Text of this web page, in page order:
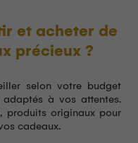
et acheter de
précieux ?
selon votre budget
à vos attentes.
produits originaux pour
cadeaux.